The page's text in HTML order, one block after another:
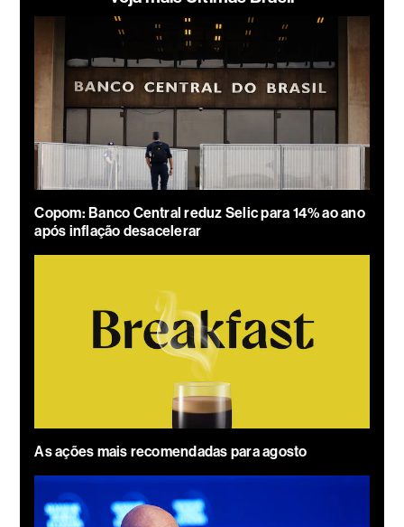
Copom: Banco Central reduz Selic para 14% ao ano
após inflação desacelerar
As ações mais recomendadas para agosto